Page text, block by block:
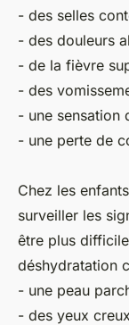
- des selles
- des douleurs
- de la fièvre
- des
- une sensation
- une perte de
Chez les
surveiller les
être plus
déshydratation
- une peau
- des yeux